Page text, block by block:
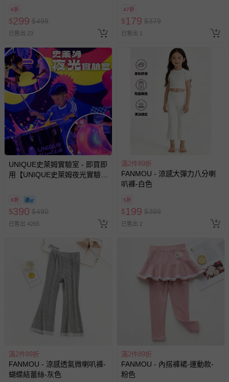
經消費者拆封之影音商品或電腦軟體（例如 DVD、CD
非以有形媒介提供之數位內容或一經提供即為完成之線
上服務，經消費者事先同意始提供（例如線上課程、遊
戲或活動點數等）。
已拆封之以下類型商品：
-個人衛生用品（例如尿布、貼身衣物、泳裝、襪子、地
墊、寢具類等）。
-新生兒親膚衣物（嬰幼兒包巾與背巾、包屁衣、學習
褲、紗布衣等）。
-接觸性孕哺產品（奶嘴、奶瓶、擠乳器、哺乳衣、托腹
帶束縛衣、餐搖椅等）。
-其他原廠盒裝商品封口處已貼上「不可拆封」，或具警
示字句等說明貼紙、封條者。
相關的退換貨辦理流程，可詳見： 退換貨 & 退款問題
其他常見問題：
運送服務：目前提供的運送僅限台灣本島。如您位於離島地
區，可能會無法配送，或須依據商品需加收離島運費。廠商
亦保留出貨與否的權利。離島、偏遠地區、樓層親送等加價
費用，可能會另需加收。
商品實際的配達日期，可於訂單個人資料內的查詢訂單內，
已出貨通知之訊息為主。
如您收到商品，請依正常流程檢查是否完好，若商品遇瑕疵
情形，您可申請更換新品或退貨，請見：
若您對於會員帳號、商品訂購與資訊、購物流程、付款方
式、折價券與購物金的使用、退貨及商品運送方式等有疑
6折
$299 $499
已售出 23
47折
$179 $379
已售出 1
UNIQUE史萊姆實驗室 - 即買即
用【UNIQUE史萊姆夜光實驗室
人小孩均一價(3歲以上需購票))
8折
$390 $490
已售出 4265
滿2件89折
FANMOU - 涼感大彈力八分喇
叭褲-白色
5折
$199 $399
已售出 2
滿2件89折
FANMOU - 涼感透氣微喇叭褲-
蝴蝶結蕾絲-灰色
滿2件89折
FANMOU - 內搭褲裙-運動款-
粉色